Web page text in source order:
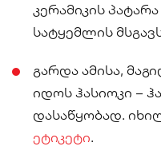
კერამიკის
სატყემლის
გარდა ამისა,
იდოს ჰასიოკი –
დასაწყობად.
ეტიკეტი.